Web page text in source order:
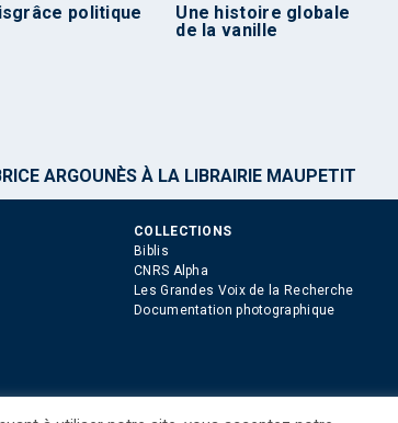
politique
Une histoire globale
de la vanille
ARGOUNÈS À LA LIBRAIRIE MAUPETIT
COLLECTIONS
Biblis
CNRS Alpha
Les Grandes Voix de la Recherche
Documentation photographique